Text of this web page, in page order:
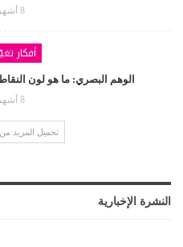
8 أشهر منذ
أفكار
الوهم البصري: ما هو لون
8 أشهر منذ
تحميل المزيد
النشرة الإخبارية